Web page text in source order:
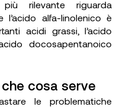
rilevante riguarda
l’acido alfa-linolenico è
acidi grassi, l’acido
docosapentanoico
cosa serve
le problematiche